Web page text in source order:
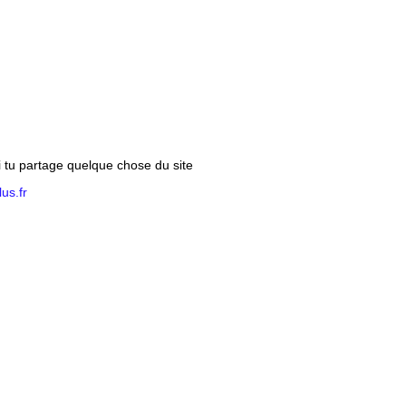
partage quelque chose du site